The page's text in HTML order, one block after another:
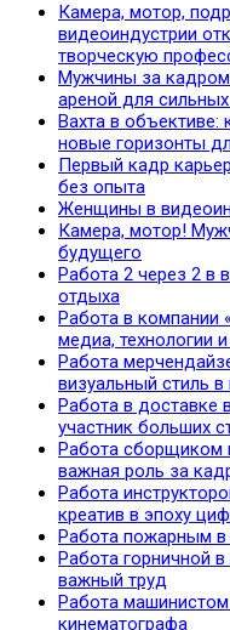
Камера, мотор,
видеоиндустрии
творческую
Мужчины за
ареной для
Вахта в объективе:
новые горизонты
Первый кадр
без опыта
Женщины в
Камера, мотор!
будущего
Работа 2 через 2 в
отдыха
Работа в компании
медиа, технологии
Работа
визуальный стиль в
Работа в доставке
участник больших
Работа сборщиком
важная роль за
Работа
креатив в эпоху
Работа пожарным
Работа горничной
важный труд
Работа
кинематографа